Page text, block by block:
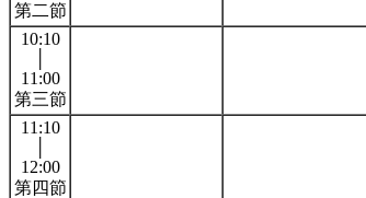
第二節
10:10
11:00
第三節
11:10
12:00
第四節